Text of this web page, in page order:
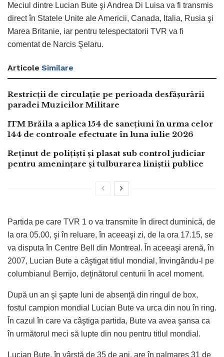
Meciul dintre Lucian Bute şi Andrea Di Luisa va fi transmis
direct în Statele Unite ale Americii, Canada, Italia, Rusia şi
Marea Britanie, iar pentru telespectatorii TVR va fi
comentat de Narcis Şelaru.
Articole Similare
Restricții de circulație pe perioada desfășurării
paradei Muzicilor Militare
ITM Brăila a aplica 154 de sancțiuni în urma celor
144 de controale efectuate în luna iulie 2026
Reținut de polițiști și plasat sub control judiciar
pentru amenințare și tulburarea liniștii publice
Partida pe care TVR 1 o va transmite în direct duminică, de
la ora 05.00, şi în reluare, în aceeaşi zi, de la ora 17.15, se
va disputa în Centre Bell din Montreal. În aceeaşi arenă, în
2007, Lucian Bute a câştigat titlul mondial, învingându-l pe
columbianul Berrijo, deţinătorul centurii în acel moment.
După un an şi şapte luni de absenţă din ringul de box,
fostul campion mondial Lucian Bute va urca din nou în ring.
În cazul în care va câştiga partida, Bute va avea şansa ca
în următorul meci să lupte din nou pentru titlul mondial.
Lucian Bute, în vârstă de 35 de ani, are în palmares 31 de